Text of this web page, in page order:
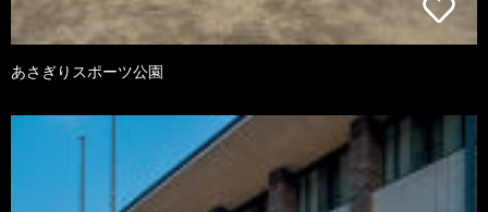
あさぎりスポーツ公園